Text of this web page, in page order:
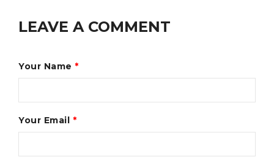
LEAVE A COMMENT
Your Name *
Your Email *